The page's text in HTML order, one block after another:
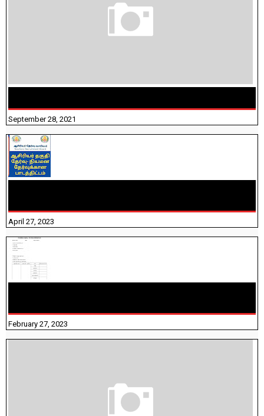
September 28, 2021
April 27, 2023
February 27, 2023